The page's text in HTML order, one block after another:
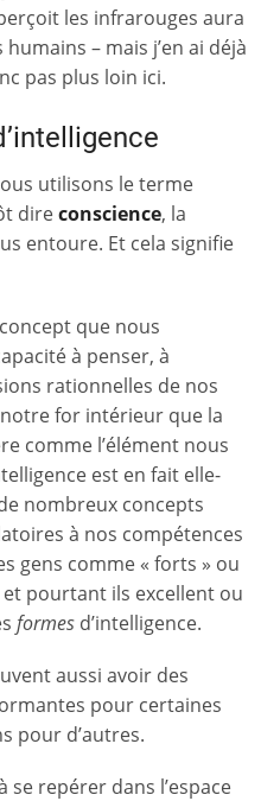
les infrarouges aura
– mais j’en ai déjà
pas plus loin ici.
utilisons le terme
direconscience, la
entoure. Et cela signifie
que nous
à penser, à
rationnelles de nos
for intérieur que la
comme l’élément nous
est en fait elle-
nombreux concepts
à nos compétences
gens comme « forts » ou
pourtant ils excellent ou
formes d’intelligence.
aussi avoir des
pour certaines
pour d’autres.
se repérer dans l’espace